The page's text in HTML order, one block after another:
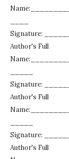
Signature:
Author's Full
Signature:
Author's Full
Signature:
Author's Full